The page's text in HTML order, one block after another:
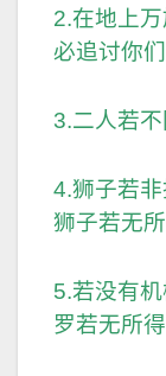
2.在地上
必追讨你
3.二人若
4.狮子若
狮子若无
5.若没有
罗若无所